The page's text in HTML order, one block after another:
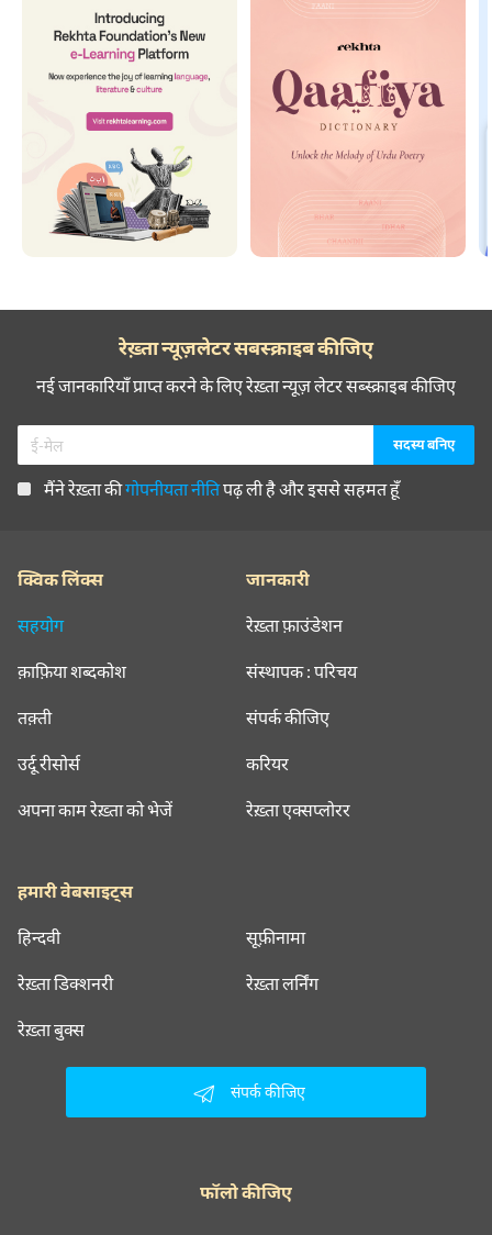
रेख़्ता न्यूज़लेटर सबस्क्राइब कीजिए
नई जानकारियाँ प्राप्त करने के लिए रेख़्ता न्यूज़ लेटर सब्स्क्राइब कीजिए
मैंने रेख़्ता कीगोपनीयता नीतिपढ़ ली है और इससे सहमत हूँ
क्विक लिंक्स
सहयोग
क़ाफ़िया शब्दकोश
तक़्ती
उर्दू रीसोर्स
अपना काम रेख़्ता को भेजें
जानकारी
रेख़्ता फ़ाउंडेशन
संस्थापक : परिचय
संपर्क कीजिए
करियर
रेख़्ता एक्सप्लोरर
हमारी वेबसाइट्स
हिन्दवी सूफ़ीनामा
रेख़्ता डिक्शनरी रेख़्ता लर्निंग
रेख़्ता बुक्स
संपर्क कीजिए
फॉलो कीजिए